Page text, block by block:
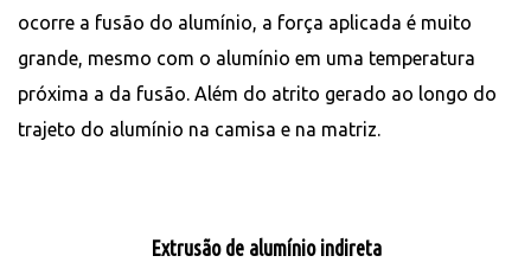
ocorre a fusão do alumínio, a força aplicada é muito
grande, mesmo com o alumínio em uma temperatura
próxima a da fusão. Além do atrito gerado ao longo do
trajeto do alumínio na camisa e na matriz.
Extrusão de alumínio indireta